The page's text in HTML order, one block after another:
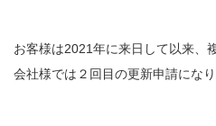
お客様は2021年に来日して以来、
会社様では２回目の更新申請になり